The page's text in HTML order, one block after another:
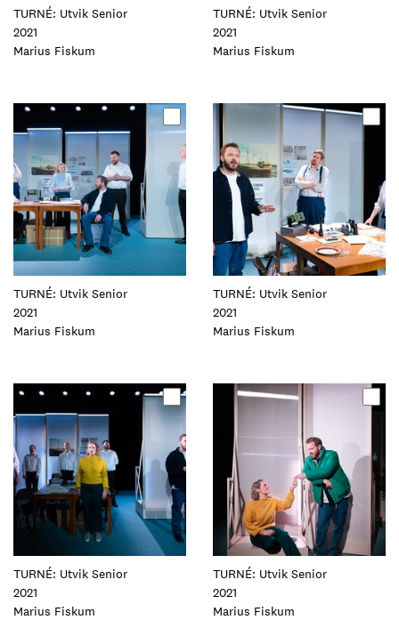
TURNÉ: Utvik Senior
2021
Foto:
Marius Fiskum
TURNÉ: Utvik Senior
2021
Foto:
Marius Fiskum
Oppdater
dette
elementet
TURNÉ: Utvik Senior
2021
Foto:
Marius Fiskum
Oppdater
dette
elementet
TURNÉ: Utvik Senior
2021
Foto:
Marius Fiskum
Oppdater
dette
elementet
TURNÉ: Utvik Senior
2021
Foto:
Marius Fiskum
Oppdater
dette
TURNÉ: Utvik Senior
2021
Foto:
Marius Fiskum